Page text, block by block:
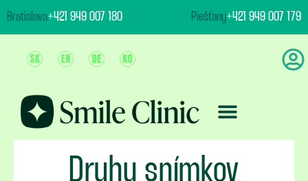
content
Bratislava+421 949 007 180 Piešťany+421 949 007 179
Druhy snímkov